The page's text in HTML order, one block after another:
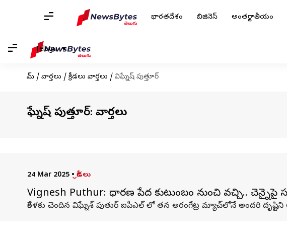
భారతదేశం బిజినెస్ అంతర్జాతీయం
Telugu
హోమ్ / వార్తలు / క్రీడలు వార్తలు / విఘ్నేష్ పుత్తూర్
విఘ్నేష్ పుత్తూర్: వార్తలు
24 Mar 2025 • క్రీడలు
Vignesh Puthur: సాధార‌ణ పేద కుటుంబం నుంచి వ‌చ్చి..
కేరళకు చెందిన విఘ్నేశ్ పుతుర్ ఐపీఎల్ లో తన అరంగేట్ర మ్యాచ్‌లోనే అందరి దృష్టిని